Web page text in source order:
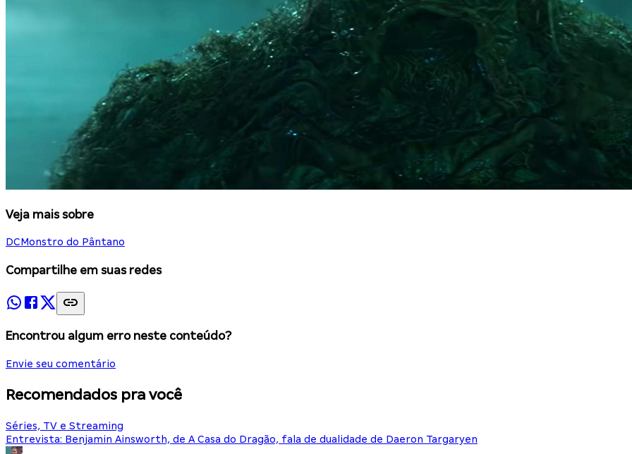
Veja mais sobre
DCMonstro do Pântano
Compartilhe em suas redes
Encontrou algum erro neste conteúdo?
Envie seu comentário
Recomendados pra você
Séries, TV e Streaming
Entrevista: Benjamin Ainsworth, de A Casa do Dragão, fala de dualidade de Daeron Targaryen